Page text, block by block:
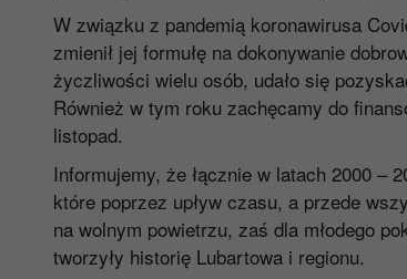
W związku z pandemią koronawirusa
zmienił jej formułę na dokonywanie
życzliwości wielu osób, udało się
Również w tym roku zachęcamy do
listopad.
Informujemy, że łącznie w latach 2000 –
które poprzez upływ czasu, a przede
na wolnym powietrzu, zaś dla młodego
tworzyły historię Lubartowa i regionu.